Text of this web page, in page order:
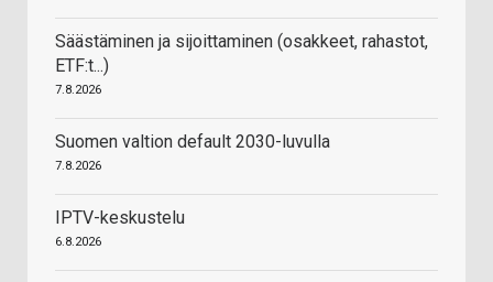
Säästäminen ja sijoittaminen (osakkeet, rahastot,
ETF:t...)
7.8.2026
Suomen valtion default 2030-luvulla
7.8.2026
IPTV-keskustelu
6.8.2026